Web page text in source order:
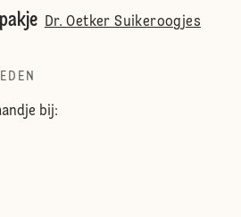
Dr. Oetker Suikeroogjes
bij: